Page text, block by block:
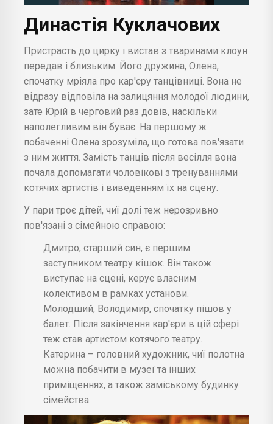
Династія Куклачових
Пристрасть до цирку і вистав з тваринами клоун
передав і близьким. Його дружина, Олена,
спочатку мріяла про кар'єру танцівниці. Вона не
відразу відповіла на залицяння молодої людини,
зате Юрій в черговий раз довів, наскільки
наполегливим він буває. На першому ж
побаченні Олена зрозуміла, що готова пов'язати
з ним життя. Замість танців після весілля вона
почала допомагати чоловікові з тренуваннями
котячих артистів і виведенням їх на сцену.
У пари троє дітей, чиї долі теж нерозривно
пов'язані з сімейною справою:
Дмитро, старший син, є першим
заступником театру кішок. Він також
виступає на сцені, керує власним
колективом в рамках установи.
Молодший, Володимир, спочатку пішов у
балет. Після закінчення кар'єри в цій сфері
теж став артистом котячого театру.
Катерина – головний художник, чиї полотна
можна побачити в музеї та інших
приміщеннях, а також заміському будинку
сімейства.